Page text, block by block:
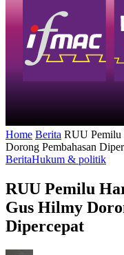
Home Berita RUU Pemilu
Dorong Pembahasan
BeritaHukum & politik
RUU Pemilu
Gus Hilmy
Dipercepat